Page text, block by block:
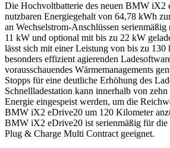
Die Hochvoltbatterie des neuen BMW iX2
nutzbaren Energiegehalt von 64,78 kWh
an Wechselstrom-Anschlüssen
11 kW und optional mit bis zu 22 kW
lässt sich mit einer Leistung von bis zu
besonders effizient agierenden
vorausschauendes Wärmemanagements
Stopps für eine deutliche Erhöhung des
Schnellladestation kann innerhalb von
Energie eingespeist werden, um die
BMW iX2 eDrive20 um 120 Kilometer
BMW iX2 eDrive20 ist serienmäßig für
Plug & Charge Multi Contract geeignet.